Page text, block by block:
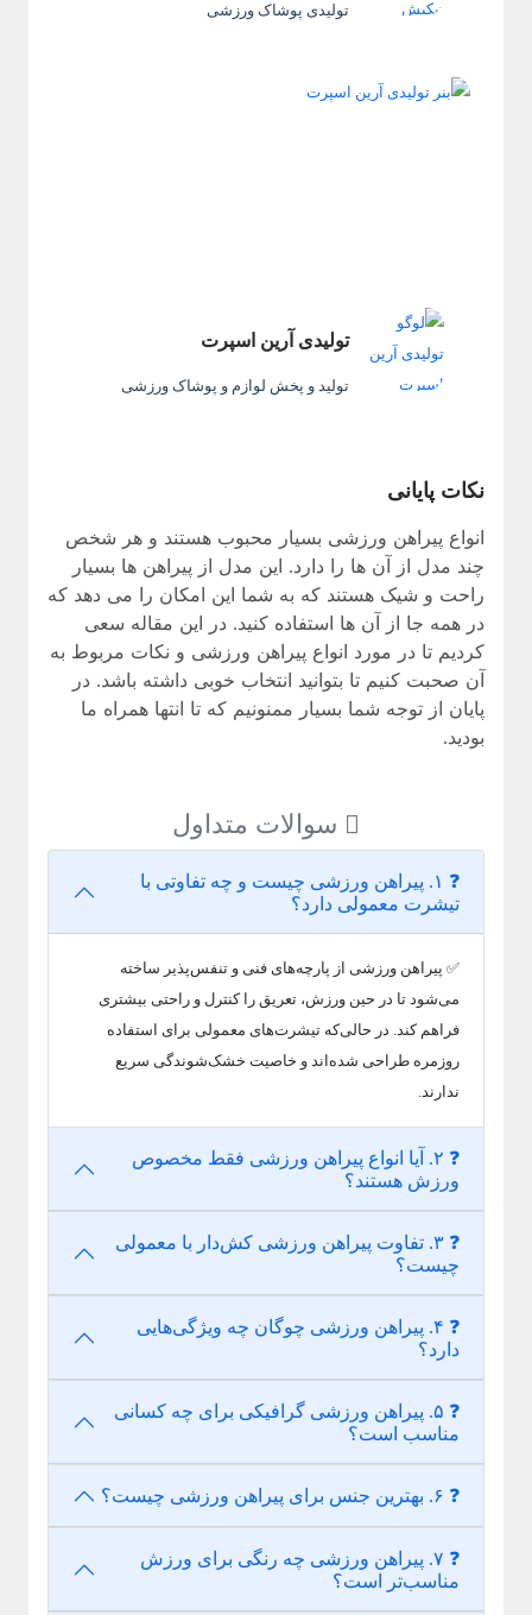
تولیدی پوشاک ورزشی
تولیدی آرین اسپرت
تولید و پخش لوازم و پوشاک ورزشی
نکات پایانی
انواع پیراهن ورزشی بسیار محبوب هستند و هر شخص
چند مدل از آن ها را دارد. این مدل از پیراهن ها بسیار
راحت و شیک هستند که به شما این امکان را می دهد که
در همه جا از آن ها استفاده کنید. در این مقاله سعی
کردیم تا در مورد انواع پیراهن ورزشی و نکات مربوط به
آن صحبت کنیم تا بتوانید انتخاب خوبی داشته باشد. در
پایان از توجه شما بسیار ممنونیم که تا انتها همراه ما
بودید.
سوالات متداول
❓ ۱. پیراهن ورزشی چیست و چه تفاوتی با
تیشرت معمولی دارد؟
✅ پیراهن ورزشی از پارچه‌های فنی و تنفس‌پذیر ساخته
می‌شود تا در حین ورزش، تعریق را کنترل و راحتی بیشتری
فراهم کند. در حالی‌که تیشرت‌های معمولی برای استفاده
روزمره طراحی شده‌اند و خاصیت خشک‌شوندگی سریع
ندارند.
❓ ۲. آیا انواع پیراهن ورزشی فقط مخصوص
ورزش هستند؟
❓ ۳. تفاوت پیراهن ورزشی کش‌دار با معمولی
چیست؟
❓ ۴. پیراهن ورزشی چوگان چه ویژگی‌هایی
دارد؟
❓ ۵. پیراهن ورزشی گرافیکی برای چه کسانی
مناسب است؟
❓ ۶. بهترین جنس برای پیراهن ورزشی چیست؟
❓ ۷. پیراهن ورزشی چه رنگی برای ورزش
مناسب‌تر است؟